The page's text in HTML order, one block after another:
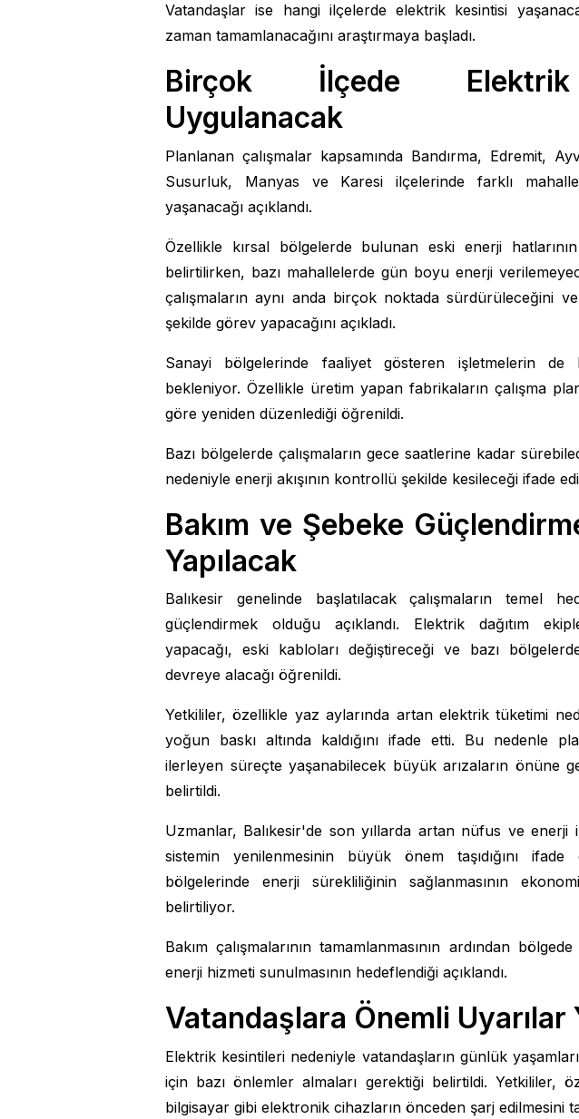
Vatandaşlar ise hangi ilçelerde elektrik kesintisi
zaman tamamlanacağını araştırmaya başladı.
Birçok İlçede
Uygulanacak
Planlanan çalışmalar kapsamında Bandırma, Edremit,
Susurluk, Manyas ve Karesi ilçelerinde farklı
yaşanacağı açıklandı.
Özellikle kırsal bölgelerde bulunan eski enerji
belirtilirken, bazı mahallelerde gün boyu enerji
çalışmaların aynı anda birçok noktada sürdürüleceğini
şekilde görev yapacağını açıkladı.
Sanayi bölgelerinde faaliyet gösteren işletmelerin de
bekleniyor. Özellikle üretim yapan fabrikaların çalışma
göre yeniden düzenlediği öğrenildi.
Bazı bölgelerde çalışmaların gece saatlerine kadar
nedeniyle enerji akışının kontrollü şekilde kesileceği ifade
Bakım ve Şebeke
Yapılacak
Balıkesir genelinde başlatılacak çalışmaların temel
güçlendirmek olduğu açıklandı. Elektrik dağıtım
yapacağı, eski kabloları değiştireceği ve bazı
devreye alacağı öğrenildi.
Yetkililer, özellikle yaz aylarında artan elektrik tüketimi
yoğun baskı altında kaldığını ifade etti. Bu nedenle
ilerleyen süreçte yaşanabilecek büyük arızaların önüne
belirtildi.
Uzmanlar, Balıkesir'de son yıllarda artan nüfus ve enerji
sistemin yenilenmesinin büyük önem taşıdığını
bölgelerinde enerji sürekliliğinin sağlanmasının
belirtiliyor.
Bakım çalışmalarının tamamlanmasının ardından
enerji hizmeti sunulmasının hedeflendiği açıklandı.
Vatandaşlara Önemli Uyarılar
Elektrik kesintileri nedeniyle vatandaşların günlük
için bazı önlemler almaları gerektiği belirtildi. Yetkililer,
bilgisayar gibi elektronik cihazların önceden şarj edilmesini